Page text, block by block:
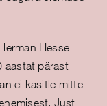
Hesse
aastat pärast
ei käsitle mitte
Just